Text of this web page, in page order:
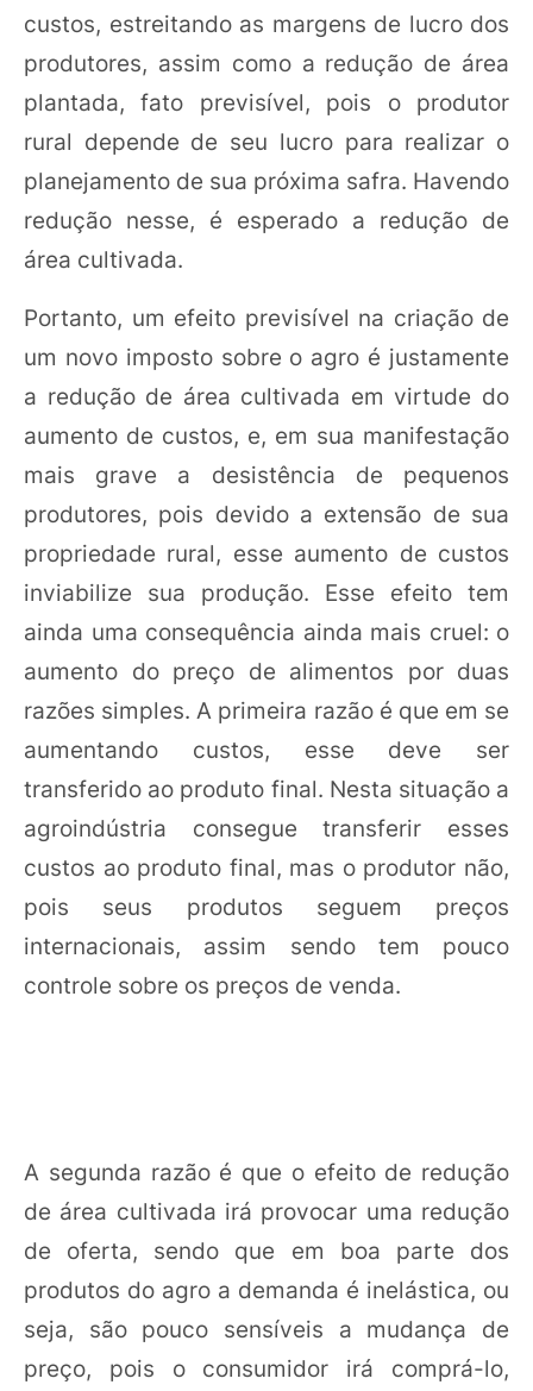
custos, estreitando as margens de lucro dos
produtores, assim como a redução de área
plantada, fato previsível, pois o produtor
rural depende de seu lucro para realizar o
planejamento de sua próxima safra. Havendo
redução nesse, é esperado a redução de
área cultivada.
Portanto, um efeito previsível na criação de
um novo imposto sobre o agro é justamente
a redução de área cultivada em virtude do
aumento de custos, e, em sua manifestação
mais grave a desistência de pequenos
produtores, pois devido a extensão de sua
propriedade rural, esse aumento de custos
inviabilize sua produção. Esse efeito tem
ainda uma consequência ainda mais cruel: o
aumento do preço de alimentos por duas
razões simples. A primeira razão é que em se
aumentando custos, esse deve ser
transferido ao produto final. Nesta situação a
agroindústria consegue transferir esses
custos ao produto final, mas o produtor não,
pois seus produtos seguem preços
internacionais, assim sendo tem pouco
controle sobre os preços de venda.
A segunda razão é que o efeito de redução
de área cultivada irá provocar uma redução
de oferta, sendo que em boa parte dos
produtos do agro a demanda é inelástica, ou
seja, são pouco sensíveis a mudança de
preço, pois o consumidor irá comprá-lo,